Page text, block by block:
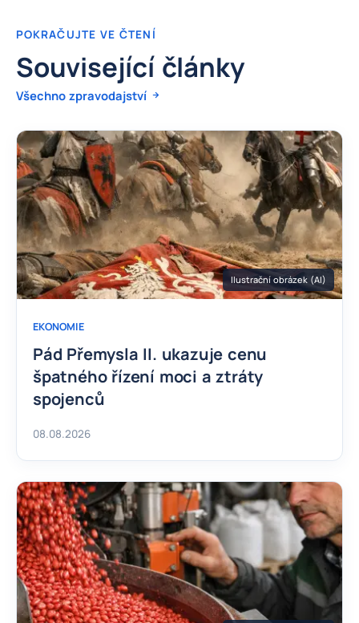
POKRAČUJTE VE ČTENÍ
Související články
Všechno zpravodajství
Ilustrační obrázek (AI)
EKONOMIE
Pád Přemysla II. ukazuje cenu
špatného řízení moci a ztráty
spojenců
08.08.2026